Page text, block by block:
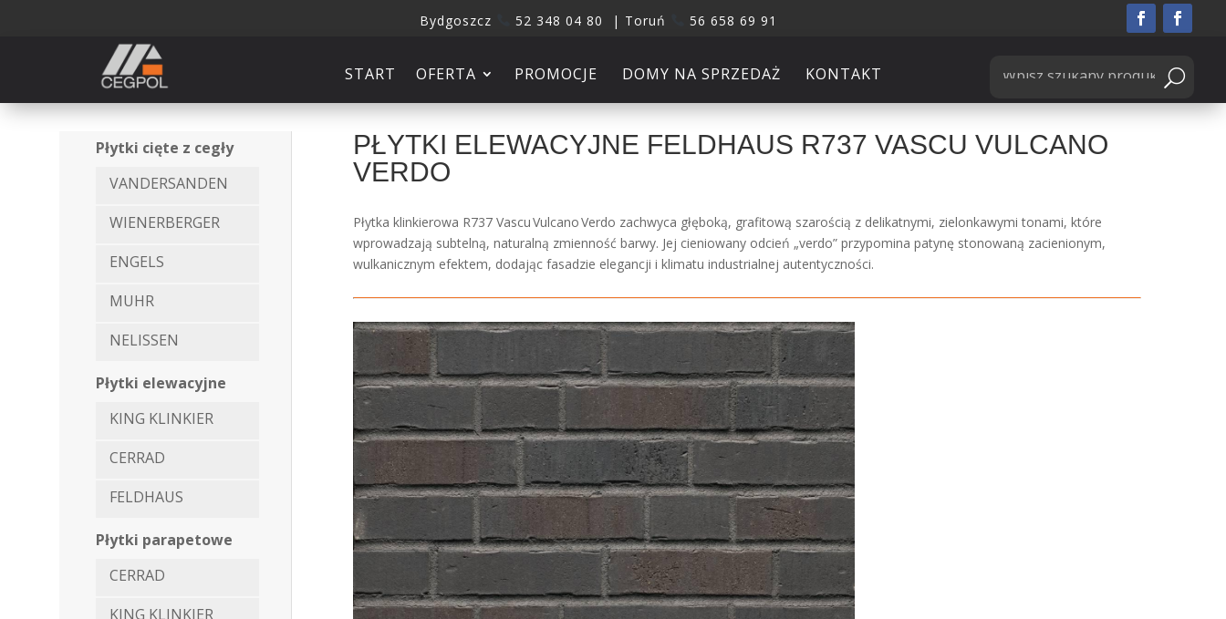
Bydgoszcz 52 348 04 80 | Toruń 56 658 69 91
START OFERTA PROMOCJE DOMY NA SPRZEDAŻ KONTAKT
Płytki cięte z cegły
VANDERSANDEN
WIENERBERGER
ENGELS
MUHR
NELISSEN
Płytki elewacyjne
KING KLINKIER
CERRAD
FELDHAUS
Płytki parapetowe
CERRAD
KING KLINKIER
PŁYTKI ELEWACYJNE FELDHAUS R737 VASCU VULCANO
VERDO
Płytka klinkierowa R737 Vascu Vulcano Verdo zachwyca głęboką, grafitową szarością z delikatnymi, zielonkawymi tonami, które
wprowadzają subtelną, naturalną zmienność barwy. Jej cieniowany odcień „verdo” przypomina patynę stonowaną zacienionym,
wulkanicznym efektem, dodając fasadzie elegancji i klimatu industrialnej autentyczności.